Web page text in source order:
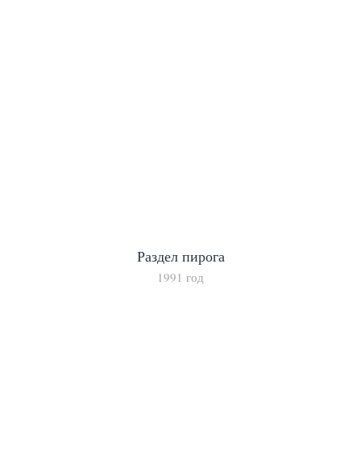
Раздел пирога
1991 год